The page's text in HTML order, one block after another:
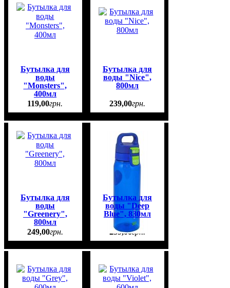
Бутылка для
воды
"Monsters",
400мл
119,00грн.
Бутылка для
воды "Nice",
800мл
239,00грн.
Бутылка для
воды
"Greenery",
800мл
249,00грн.
Бутылка для
воды "Deep
Blue", 830мл
259,00грн.